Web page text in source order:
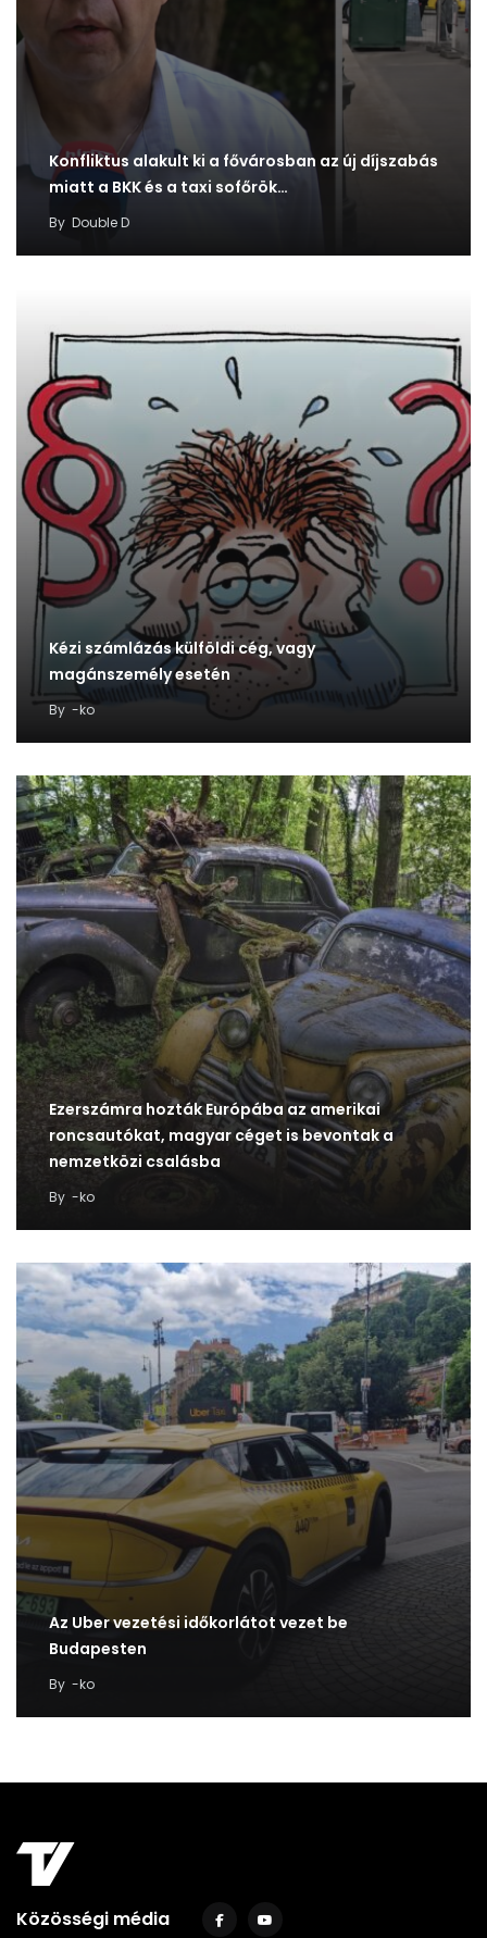
Konfliktus alakult ki a fővárosban az új díjszabás
miatt a BKK és a taxi sofőrök…
By Double D
Kézi számlázás külföldi cég, vagy
magánszemély esetén
By -ko
Ezerszámra hozták Európába az amerikai
roncsautókat, magyar céget is bevontak a
nemzetközi csalásba
By -ko
Az Uber vezetési időkorlátot vezet be
Budapesten
By -ko
Közösségi média